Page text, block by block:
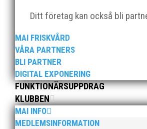
Ditt företag kan också bli
MAI FRISKVÅRD
VÅRA PARTNERS
BLI PARTNER
DIGITAL EXPONERING
FUNKTIONÄRSUPPDRAG
KLUBBEN
MAI INFO
MEDLEMSINFORMATION
Allmänna Idrottsförening –
För mig har Lasse betytt
med en mängd olika projekt.